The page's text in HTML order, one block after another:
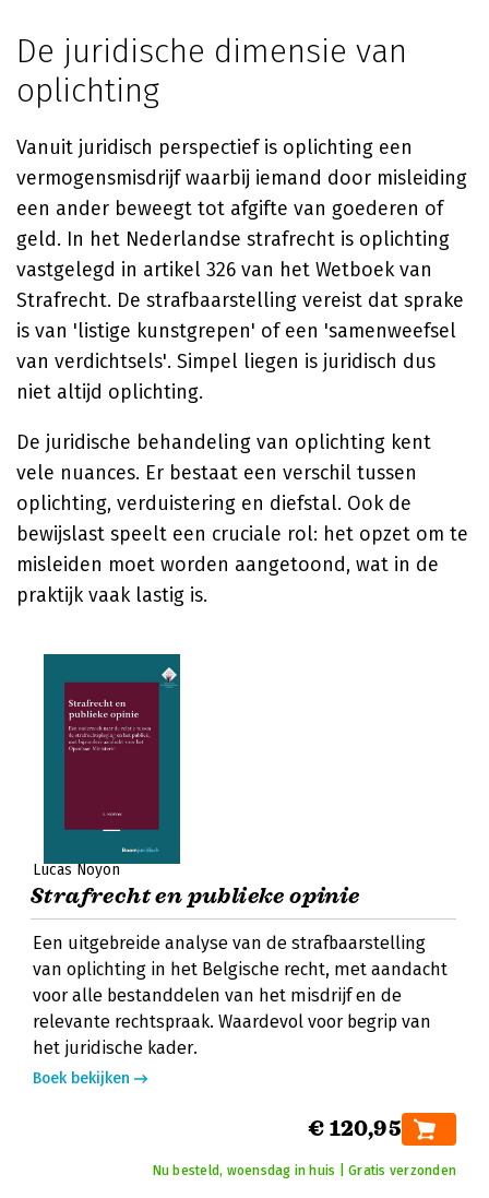
De juridische dimensie van
oplichting
Vanuit juridisch perspectief is oplichting een
vermogensmisdrijf waarbij iemand door misleiding
een ander beweegt tot afgifte van goederen of
geld. In het Nederlandse strafrecht is oplichting
vastgelegd in artikel 326 van het Wetboek van
Strafrecht. De strafbaarstelling vereist dat sprake
is van 'listige kunstgrepen' of een 'samenweefsel
van verdichtsels'. Simpel liegen is juridisch dus
niet altijd oplichting.
De juridische behandeling van oplichting kent
vele nuances. Er bestaat een verschil tussen
oplichting, verduistering en diefstal. Ook de
bewijslast speelt een cruciale rol: het opzet om te
misleiden moet worden aangetoond, wat in de
praktijk vaak lastig is.
Lucas Noyon
Strafrecht en publieke opinie
Een uitgebreide analyse van de strafbaarstelling
van oplichting in het Belgische recht, met aandacht
voor alle bestanddelen van het misdrijf en de
relevante rechtspraak. Waardevol voor begrip van
het juridische kader.
Boek bekijken
€ 120,95
Nu besteld, woensdag in huis | Gratis verzonden